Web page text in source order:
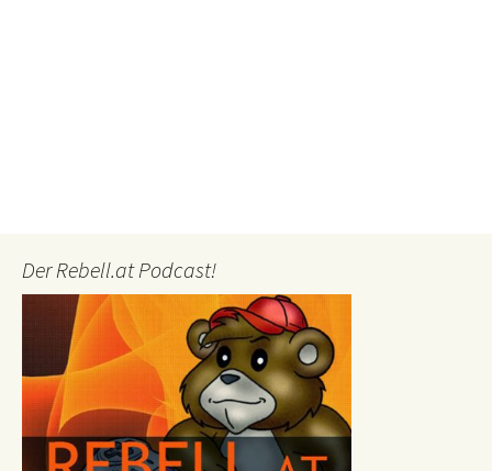
Der Rebell.at Podcast!